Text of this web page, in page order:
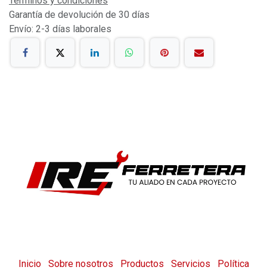
Garantía de devolución de 30 días
Envío: 2-3 días laborales
Inicio Sobre nosotros Productos Servicios
Política